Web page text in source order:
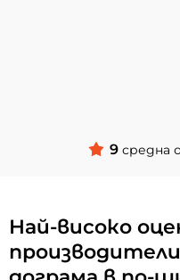
9средна
Най-високо